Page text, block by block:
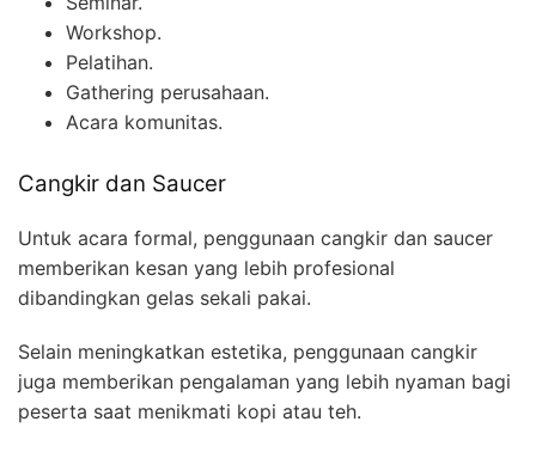
Workshop.
Pelatihan.
Gathering perusahaan.
Acara komunitas.
Cangkir dan Saucer
Untuk acara formal, penggunaan cangkir dan saucer
memberikan kesan yang lebih profesional
dibandingkan gelas sekali pakai.
Selain meningkatkan estetika, penggunaan cangkir
juga memberikan pengalaman yang lebih nyaman bagi
peserta saat menikmati kopi atau teh.